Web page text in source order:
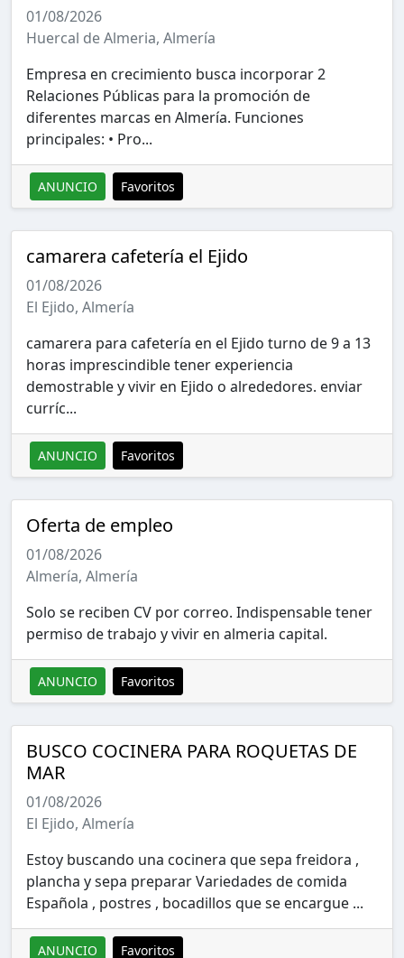
01/08/2026
Huercal de Almeria, Almería
Empresa en crecimiento busca incorporar 2
Relaciones Públicas para la promoción de
diferentes marcas en Almería. Funciones
principales: • Pro...
ANUNCIO Favoritos
camarera cafetería el Ejido
01/08/2026
El Ejido, Almería
camarera para cafetería en el Ejido turno de 9 a 13
horas imprescindible tener experiencia
demostrable y vivir en Ejido o alrededores. enviar
curríc...
ANUNCIO Favoritos
Oferta de empleo
01/08/2026
Almería, Almería
Solo se reciben CV por correo. Indispensable tener
permiso de trabajo y vivir en almeria capital.
ANUNCIO Favoritos
BUSCO COCINERA PARA ROQUETAS DE
MAR
01/08/2026
El Ejido, Almería
Estoy buscando una cocinera que sepa freidora ,
plancha y sepa preparar Variedades de comida
Española , postres , bocadillos que se encargue ...
ANUNCIO Favoritos